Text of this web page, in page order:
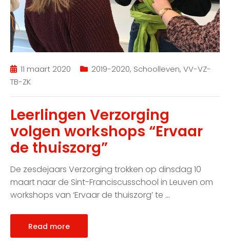
11 maart 2020 2019-2020, Schoolleven, VV-VZ-
TB-ZK
Leerlingen Verzorging
volgen workshops “Ervaar
de thuiszorg”
De zesdejaars Verzorging trokken op dinsdag 10
maart naar de Sint-Franciscusschool in Leuven om
workshops van ‘Ervaar de thuiszorg’ te …
Read more